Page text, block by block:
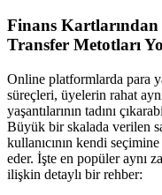
Finans
Transfer Metotları
Online platformlarda para
süreçleri, üyelerin rahat
yaşantılarının tadını
Büyük bir skalada verilen
kullanıcının kendi
eder. İşte en popüler aynı
ilişkin detaylı bir rehber: